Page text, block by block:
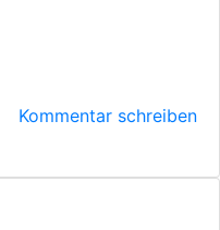
Kommentar schreiben